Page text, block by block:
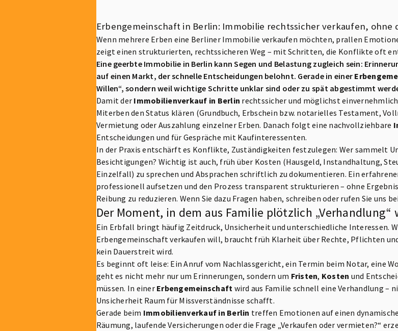
Erbengemeinschaft in Berlin: Immobilie rechtssicher verkaufen, ohne
Wenn mehrere Erben eine Berliner Immobilie verkaufen möchten, prallen
zeigt einen strukturierten, rechtssicheren Weg – mit Schritten, die Konflikte oft
Eine geerbte Immobilie in Berlin kann Segen und Belastung zugleich sein:
auf einen Markt, der schnelle Entscheidungen belohnt. Gerade in einer
Willen“, sondern weil wichtige Schritte unklar sind oder zu spät abgestimmt
Damit der Immobilienverkauf in Berlin rechtssicher und möglichst
Miterben den Status klären (Grundbuch, Erbschein bzw. notarielles Testament,
Vermietung oder Auszahlung einzelner Erben. Danach folgt eine nachvollziehbare
Entscheidungen und für Gespräche mit Kaufinteressenten.
In der Praxis entschärft es Konflikte, Zuständigkeiten festzulegen: Wer sammelt
Besichtigungen? Wichtig ist auch, früh über Kosten (Hausgeld, Instandhaltung,
Einzelfall) zu sprechen und Absprachen schriftlich zu dokumentieren. Ein
professionell aufsetzen und den Prozess transparent strukturieren – ohne
Reibung zu reduzieren. Wenn Sie dazu Fragen haben, schreiben oder rufen Sie uns bei
Der Moment, in dem aus Familie plötzlich „Verhandlung“
Ein Erbfall bringt häufig Zeitdruck, Unsicherheit und unterschiedliche Interessen.
Erbengemeinschaft verkaufen will, braucht früh Klarheit über Rechte, Pflichten
kein Dauerstreit wird.
Es beginnt oft leise: Ein Anruf vom Nachlassgericht, ein Termin beim Notar, eine
geht es nicht mehr nur um Erinnerungen, sondern um Fristen, Kosten und
müssen. In einer Erbengemeinschaft wird aus Familie schnell eine Verhandlung –
Unsicherheit Raum für Missverständnisse schafft.
Gerade beim Immobilienverkauf in Berlin treffen Emotionen auf einen
Räumung, laufende Versicherungen oder die Frage „Verkaufen oder vermieten?“